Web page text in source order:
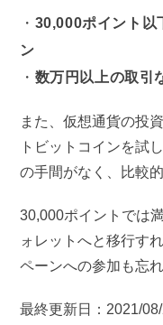
30,000ポイント以
ン
数万円以上の取引
また、仮想通貨の投
トビットコインを試
の手間がなく、比較
30,000ポイントでは
ォレットへと移行す
ペーンへの参加も忘れ
最終更新日：2021/